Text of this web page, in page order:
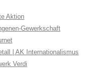
Aktion
Gewerkschaft
| AK Internationalismus
Verdi